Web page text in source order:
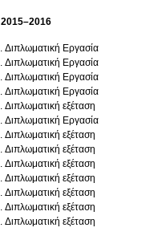
2015–2016
Διπλωματική Εργασία
Διπλωματική Εργασία
Διπλωματική Εργασία
Διπλωματική Εργασία
Διπλωματική εξέταση
Διπλωματική Εργασία
Διπλωματική εξέταση
Διπλωματική εξέταση
Διπλωματική εξέταση
Διπλωματική εξέταση
Διπλωματική εξέταση
Διπλωματική εξέταση
Διπλωματική εξέταση